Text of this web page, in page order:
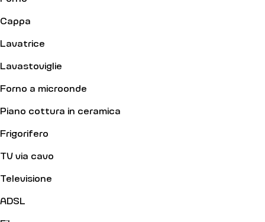
Cappa
Lavatrice
Lavastoviglie
Forno a microonde
Piano cottura in ceramica
Frigorifero
TV via cavo
Televisione
ADSL